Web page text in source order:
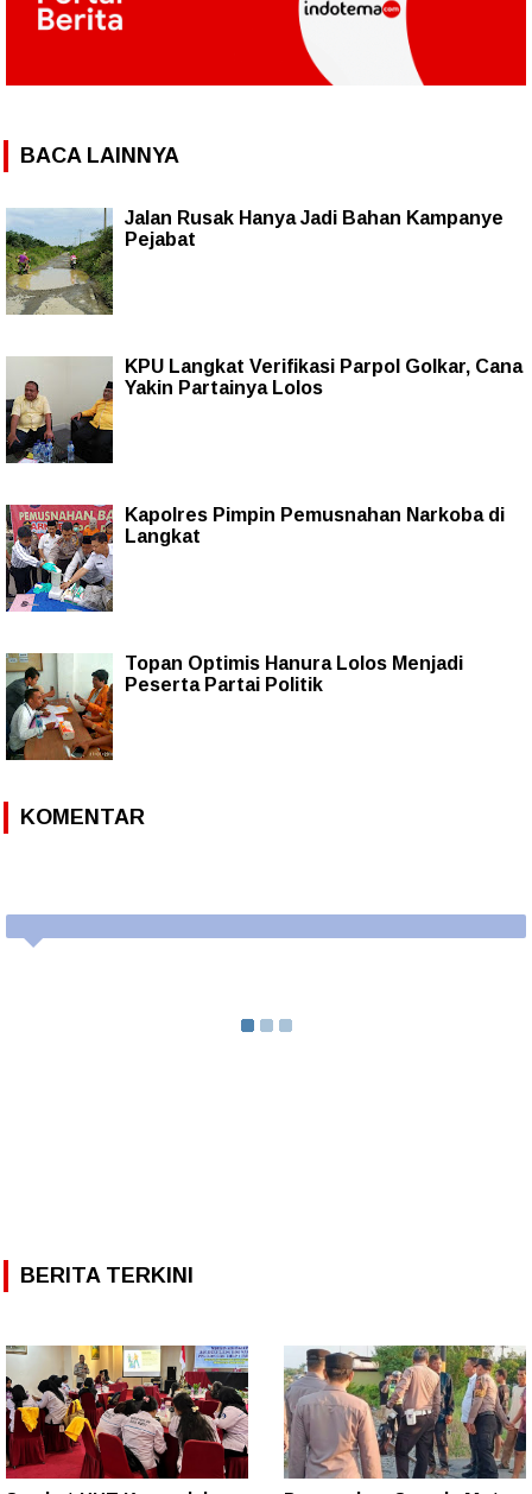
BACA LAINNYA
Jalan Rusak Hanya Jadi Bahan Kampanye
Pejabat
KPU Langkat Verifikasi Parpol Golkar, Cana
Yakin Partainya Lolos
Kapolres Pimpin Pemusnahan Narkoba di
Langkat
Topan Optimis Hanura Lolos Menjadi
Peserta Partai Politik
KOMENTAR
BERITA TERKINI